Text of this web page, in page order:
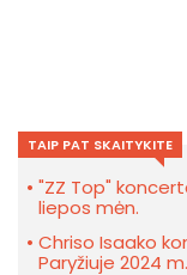
TAIP PAT SKAITYKITE
"ZZ Top"
liepos mėn.
Chriso Isaako
Paryžiuje 2024